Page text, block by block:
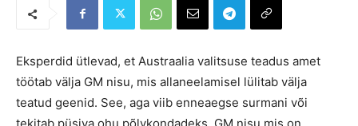
Eksperdid ütlevad, et Austraalia valitsuse teadus amet
töötab välja GM nisu, mis allaneelamisel lülitab välja
teatud geenid. See, aga viib enneaegse surmani või